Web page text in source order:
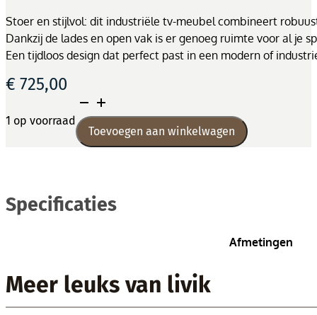
Stoer en stijlvol: dit industriële tv-meubel combineert
Dankzij de lades en open vak is er genoeg ruimte voor al je
Een tijdloos design dat perfect past in een modern of
€ 725,00
1 op voorraad
Tv
meubel
Aramis
Toevoegen aan winkelwagen
Specificaties
Afmetingen
Meer leuks van livik